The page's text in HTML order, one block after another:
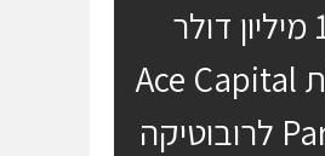
10.2 מיליון דולר
בהובלת Ace Capital
Partners לרובוטיקה